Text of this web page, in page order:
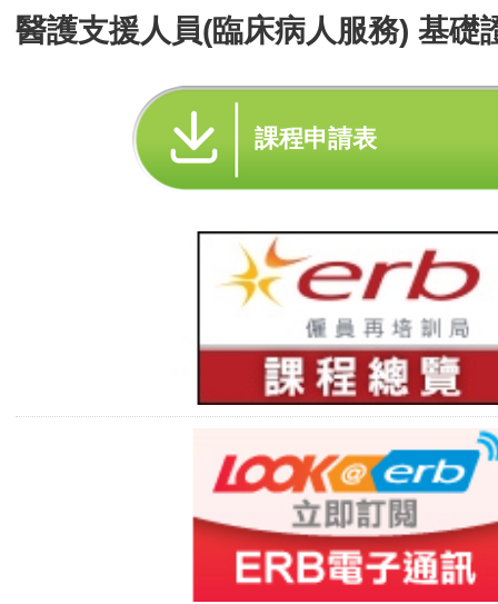
醫護支援人員(臨床病人服務) 基礎
課程申請表